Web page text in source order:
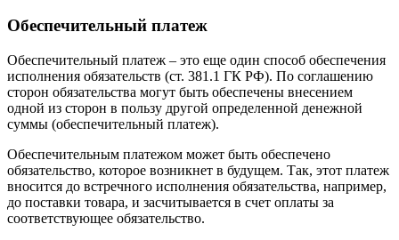
Обеспечительный платеж
Обеспечительный платеж – это еще один способ обеспечения
исполнения обязательств (ст. 381.1 ГК РФ). По соглашению
сторон обязательства могут быть обеспечены внесением
одной из сторон в пользу другой определенной денежной
суммы (обеспечительный платеж).
Обеспечительным платежом может быть обеспечено
обязательство, которое возникнет в будущем. Так, этот платеж
вносится до встречного исполнения обязательства, например,
до поставки товара, и засчитывается в счет оплаты за
соответствующее обязательство.